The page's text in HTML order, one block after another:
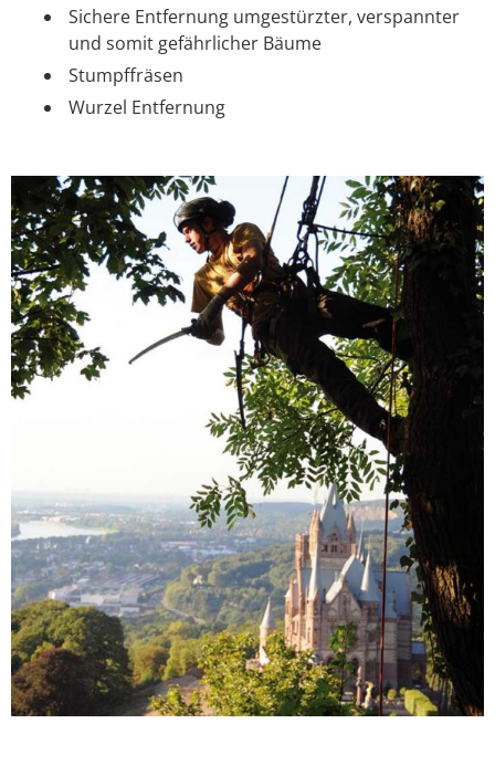
Sichere Entfernung umgestürzter, verspannter
und somit gefährlicher Bäume
Stumpffräsen
Wurzel Entfernung